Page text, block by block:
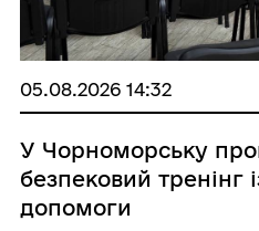
05.08.2026 14:32
У Чорноморську
безпековий тренінг
допомоги